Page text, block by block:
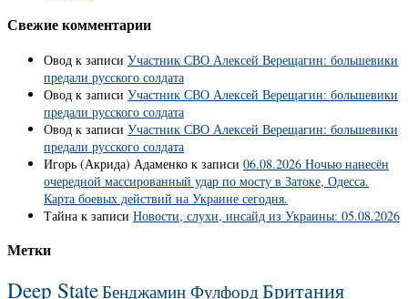
Свежие комментарии
Овод к записи Участник СВО Алексей Верещагин: большевики
предали русского солдата
Овод к записи Участник СВО Алексей Верещагин: большевики
предали русского солдата
Овод к записи Участник СВО Алексей Верещагин: большевики
предали русского солдата
Игорь (Акрида) Адаменко к записи 06.08.2026 Ночью нанесён
очередной массированный удар по мосту в Затоке, Одесса.
Карта боевых действий на Украине сегодня.
Тайна к записи Новости, слухи, инсайд из Украины: 05.08.2026
Метки
Deep StateБенджамин Фулфорд Британия